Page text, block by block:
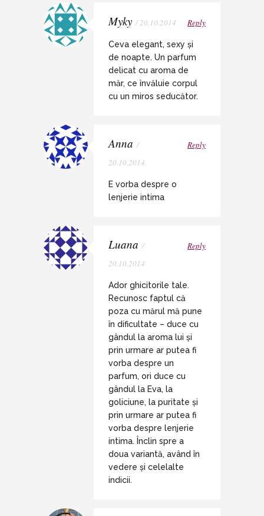
Myky / 20.10.2014 Reply
Ceva elegant, sexy și
de noapte. Un parfum
delicat cu aroma de
măr, ce învăluie corpul
cu un miros seducător.
Anna /
20.10.2014
Reply
E vorba despre o
lenjerie intima
Luana /
20.10.2014
Reply
Ador ghicitorile tale.
Recunosc faptul că
poza cu mărul mă pune
în dificultate – duce cu
gândul la aroma lui și
prin urmare ar putea fi
vorba despre un
parfum, ori duce cu
gândul la Eva, la
goliciune, la puritate și
prin urmare ar putea fi
vorba despre lenjerie
intima. Înclin spre a
doua variantă, având în
vedere și celelalte
indicii.